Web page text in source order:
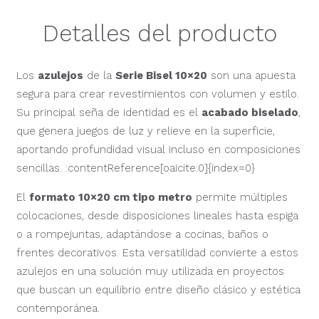
Detalles del producto
Los azulejos de la Serie Bisel 10×20 son una apuesta
segura para crear revestimientos con volumen y estilo.
Su principal seña de identidad es el acabado biselado,
que genera juegos de luz y relieve en la superficie,
aportando profundidad visual incluso en composiciones
sencillas. :contentReference[oaicite:0]{index=0}
El formato 10×20 cm tipo metro permite múltiples
colocaciones, desde disposiciones lineales hasta espiga
o a rompejuntas, adaptándose a cocinas, baños o
frentes decorativos. Esta versatilidad convierte a estos
azulejos en una solución muy utilizada en proyectos
que buscan un equilibrio entre diseño clásico y estética
contemporánea.